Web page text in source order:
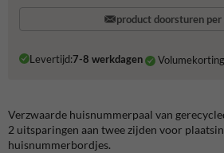
product doorsturen
Levertijd:7-8 werkdagen
Verzwaarde huisnummerpaal van
2 uitsparingen aan twee zijden voor
huisnummerbordjes.